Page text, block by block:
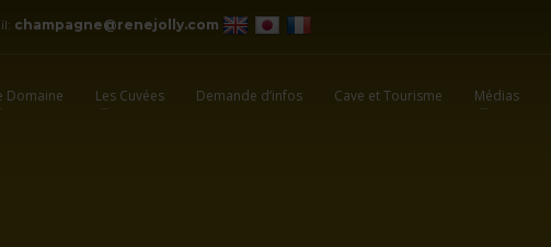
champagne@renejolly.com
Domaine Les Cuvées Demande d’infos Cave et Tourisme Médias